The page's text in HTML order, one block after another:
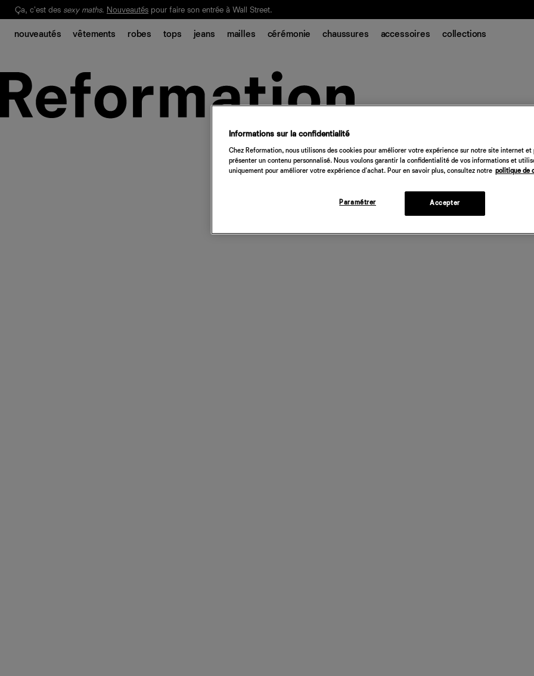
Notre Bilan Responsable 2025 est ici. Lisez-le
Ça, c'est des sexy maths. Nouveautés pour faire son entrée à Wall Street.
nouveautés vêtements robes tops jeans mailles cérémonie chaussures accessoires collections
Informations sur la confidentialité
Chez Reformation, nous utilisons des cookies pour améliorer votre expérience sur notre site internet et
présenter un contenu personnalisé. Nous voulons garantir la confidentialité de vos informations et
uniquement pour améliorer votre expérience d'achat. Pour en savoir plus, consultez notre politique de
Paramétrer Accepter